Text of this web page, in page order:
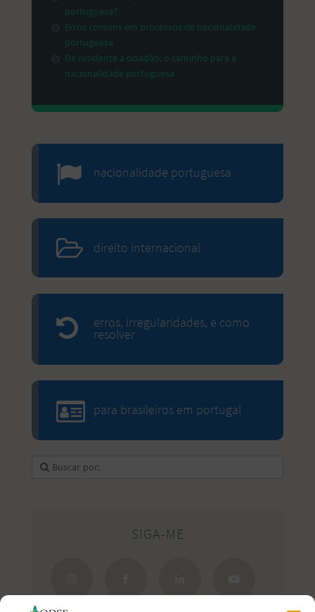
portuguesa?
Erros comuns em processos de nacionalidade
portuguesa
De residente a cidadão: o caminho para a
nacionalidade portuguesa
nacionalidade portuguesa
direito internacional
erros, irregularidades, e como
resolver
para brasileiros em portugal
SIGA-ME